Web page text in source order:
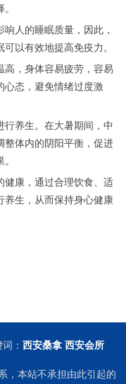
人的睡眠质量，因此，
以有效地提高免疫力。
高，身体容易疲劳，容易
心态，避免情绪过度激
养生。在大暑期间，中
整体内的阴阳平衡，促进
健康，通过合理饮食、适
养生，从而保持身心健康
： 西安桑拿 西安会所
，本站不承担由此引起的